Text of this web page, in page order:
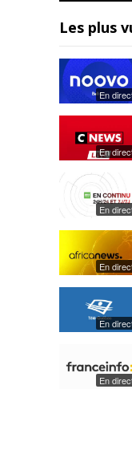
Les plus
En
En
En
En
En
En